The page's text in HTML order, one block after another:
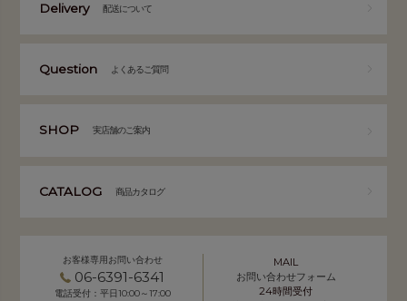
Delivery 配送について
Question よくあるご質問
SHOP 実店舗のご案内
CATALOG 商品カタログ
お客様専用お問い合わせ
06-6391-6341
電話受付：平日10:00～17:00
MAIL
お問い合わせフォーム
24時間受付